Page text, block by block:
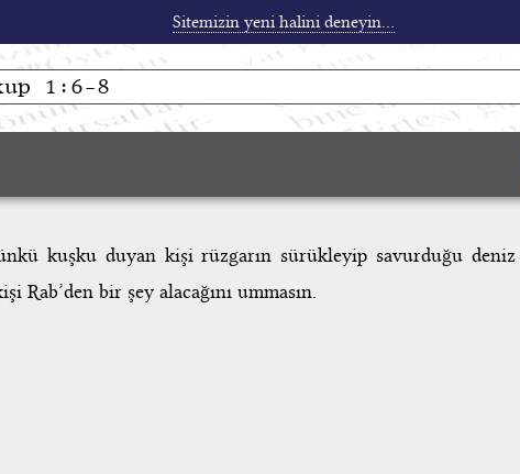
Sitemizin yeni halini deneyin...
kuşku duyan kişi rüzgarın sürükleyip savurduğu deniz
Rab’den bir şey alacağını ummasın.